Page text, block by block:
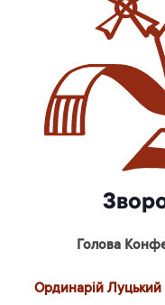
Голова
Ординарій Луцький